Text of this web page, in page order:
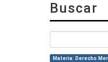
Buscar
Materia: Derecho